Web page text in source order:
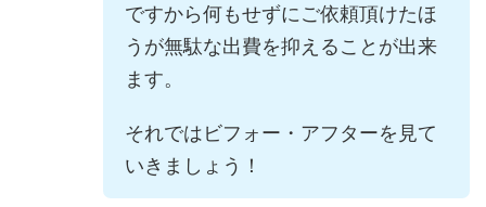
ですから何もせずにご依頼頂けたほ
うが無駄な出費を抑えることが出来
ます。
それではビフォー・アフターを見て
いきましょう！